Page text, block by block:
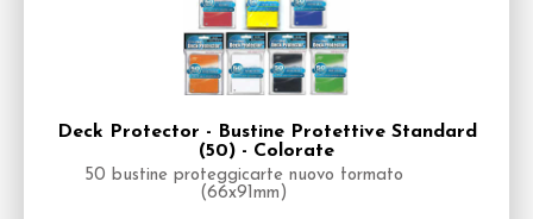
Deck Protector - Bustine Protettive Standard
(50) - Colorate
50 bustine proteggicarte nuovo formato
(66x91mm)